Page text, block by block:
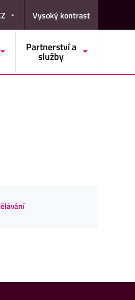
Vysoký kontrast
Partnerství a
služby